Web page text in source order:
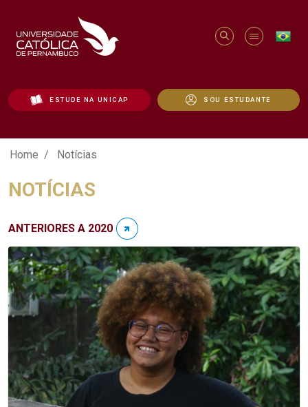
ESTUDE NA UNICAP SOU ESTUDANTE
Notícias - Unicap
Home Notícias
NOTÍCIAS
ANTERIORES A 2020